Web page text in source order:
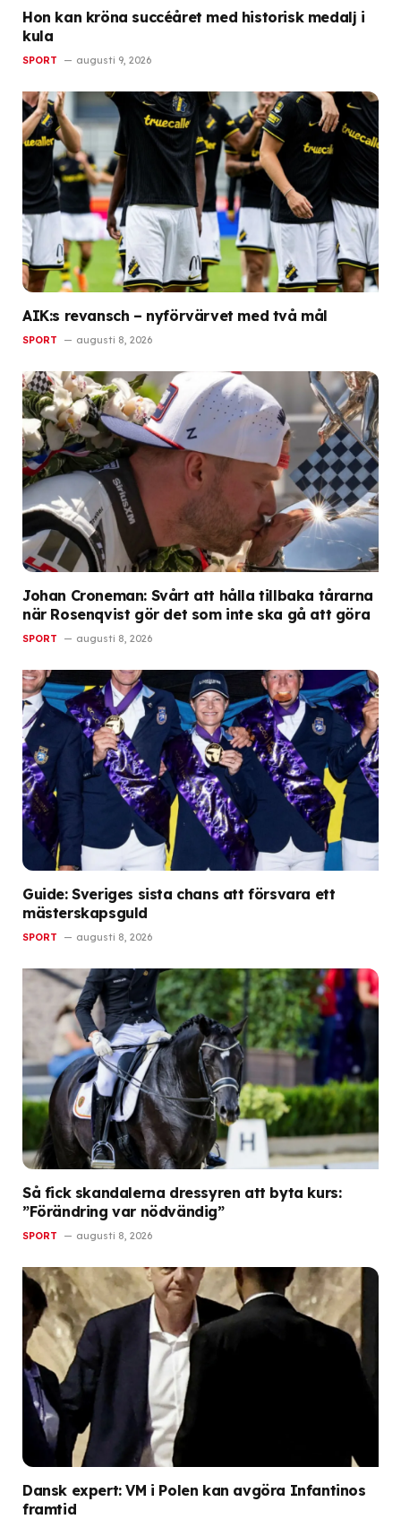
Hon kan kröna succéåret med historisk medalj i
kula
SPORT augusti 9, 2026
AIK:s revansch – nyförvärvet med två mål
SPORT augusti 8, 2026
Johan Croneman: Svårt att hålla tillbaka tårarna
när Rosenqvist gör det som inte ska gå att göra
SPORT augusti 8, 2026
Guide: Sveriges sista chans att försvara ett
mästerskapsguld
SPORT augusti 8, 2026
Så fick skandalerna dressyren att byta kurs:
”Förändring var nödvändig”
SPORT augusti 8, 2026
Dansk expert: VM i Polen kan avgöra Infantinos
framtid